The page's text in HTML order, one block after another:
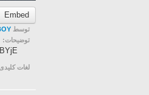
Embed
توسط
توضیحات:
لغات